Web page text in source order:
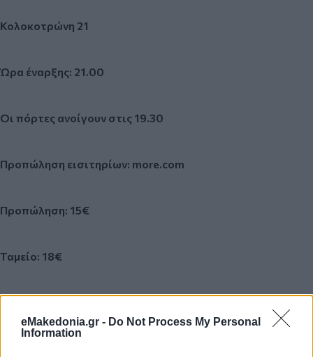
eMakedonia.gr - Do Not Process My Personal
Information
Κολοκοτρώνη 21
Ώρα έναρξης: 21.00
Οι πόρτες ανοίγουν στις 19.30
Προπώληση εισιτηρίων: more.com
Προπώληση: 15€
Ταμείο: 18€